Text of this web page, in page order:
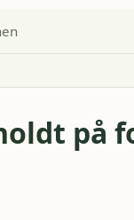
på